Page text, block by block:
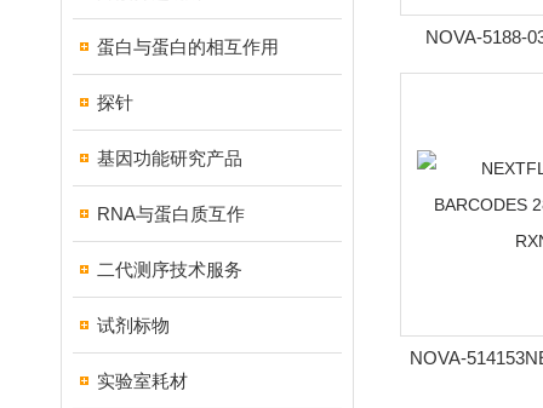
蛋白与蛋白的相互作用
探针
基因功能研究产品
RNA与蛋白质互作
二代测序技术服务
试剂标物
实验室耗材
NOVA-5188-
RAPID DNA-
NOVA-